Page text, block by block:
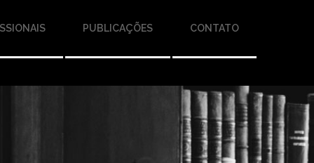
PUBLICAÇÕES CONTATO